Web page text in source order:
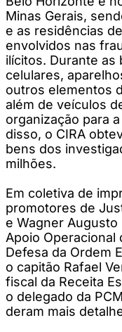
Minas Gerais,
e as residências
envolvidos nas
ilícitos. Durante as
celulares,
outros elementos
além de veículos
organização para
disso, o CIRA
bens dos
milhões.
Em coletiva de
promotores de
e Wagner
Apoio Operacional
Defesa da Ordem
o capitão Rafael
fiscal da Receita
o delegado da
deram mais